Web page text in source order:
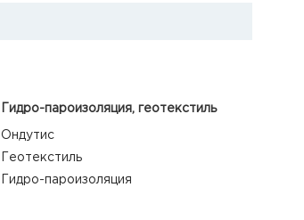
Гидро-пароизоляция, геотекстиль
Ондутис
Геотекстиль
Гидро-пароизоляция